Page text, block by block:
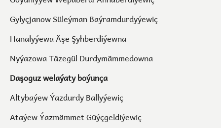
Gylyçjanow Süleýman Baýramdurdyýewiç
Hanalyýewa Äşe Şyhberdiýewna
Nyýazowa Täzegül Durdymämmedowna
Daşoguz welaýaty boýunça
Altybaýew Ýazdurdy Ballyýewiç
Ataýew Ýazmämmet Güýçgeldiýewiç